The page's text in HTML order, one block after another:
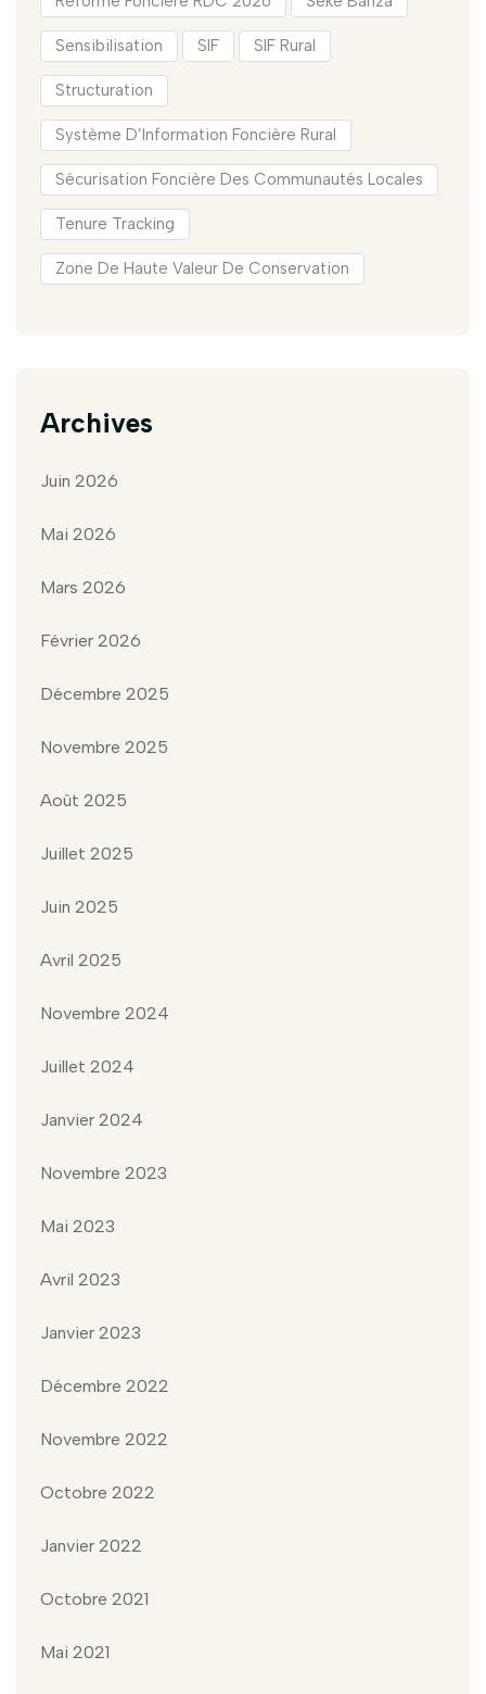
Sensibilisation SIF SIF Rural
Structuration
Système D’Information Foncière Rural
Sécurisation Foncière Des Communautés Locales
Tenure Tracking
Zone De Haute Valeur De Conservation
Archives
Juin 2026
Mai 2026
Mars 2026
Février 2026
Décembre 2025
Novembre 2025
Août 2025
Juillet 2025
Juin 2025
Avril 2025
Novembre 2024
Juillet 2024
Janvier 2024
Novembre 2023
Mai 2023
Avril 2023
Janvier 2023
Décembre 2022
Novembre 2022
Octobre 2022
Janvier 2022
Octobre 2021
Mai 2021